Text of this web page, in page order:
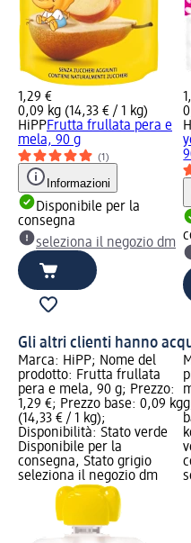
1,29 €
0,09 kg (14,33 € / 1 kg)
HiPPFrutta frullata pera e
mela, 90 g
(1)
Informazioni
Disponibile per la
consegna
seleziona il negozio dm
Gli altri clienti hanno
Marca: HiPP; Nome del
prodotto: Frutta frullata
pera e mela, 90 g; Prezzo:
1,29 €; Prezzo base: 0,09 kg
(14,33 € / 1 kg);
Disponibilità: Stato verde
Disponibile per la
consegna, Stato grigio
seleziona il negozio dm